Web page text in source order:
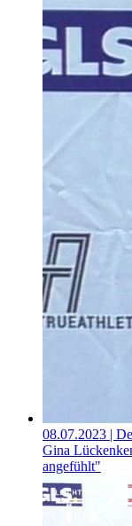
08.07.2023 |
Gina
angefühlt"